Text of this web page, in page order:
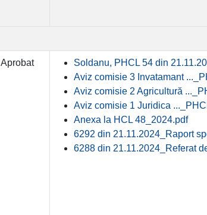
Aprobat
Soldanu, PHCL 54 din
Aviz comisie 3 Invatamant
Aviz comisie 2 Agricultură
Aviz comisie 1 Juridica
Anexa la HCL 48_2024.pdf
6292 din 21.11.2024_Raport
6288 din 21.11.2024_Referat